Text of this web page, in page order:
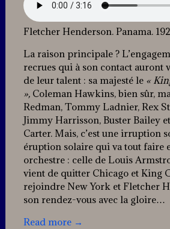
Fletcher Henderson. Panama.
La raison principale ?
recrues qui à son contact auront
de leur talent : sa majesté le «
»,Coleman Hawkins, bien sûr,
Redman, Tommy Ladnier, Rex
Jimmy Harrisson, Buster Bailey
Carter. Mais, c’est une irruption
éruption solaire qui va tout faire
orchestre : celle de Louis
vient de quitter Chicago et King
rejoindre New York et Fletcher
son rendez-vous avec la gloire…
Read more →